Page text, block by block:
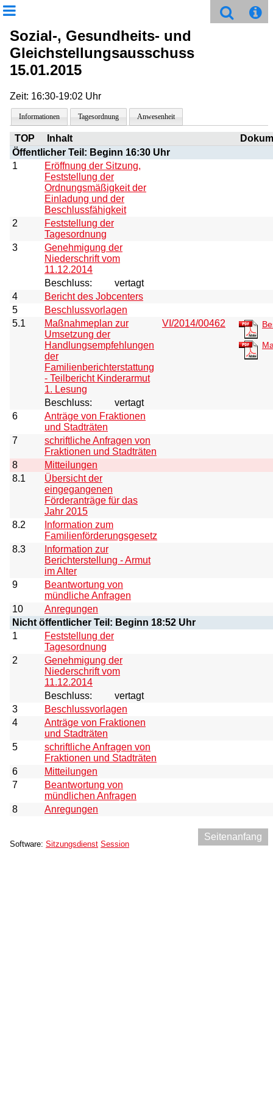
Sozial-, Gesundheits- und
Gleichstellungsausschuss
15.01.2015
Zeit: 16:30-19:02 Uhr
Informationen Tagesordnung Anwesenheit
TOP Inhalt
Öffentlicher Teil: Beginn 16:30 Uhr
1
Eröffnung der Sitzung,
Feststellung der
Ordnungsmäßigkeit der
Einladung und der
Beschlussfähigkeit
2
Feststellung der
Tagesordnung
3
Genehmigung der
Niederschrift vom
11.12.2014
Beschluss:
vertagt
4
Bericht des Jobcenters
5
Beschlussvorlagen
5.1
Maßnahmeplan zur
Umsetzung der
Handlungsempfehlungen
der
Familienberichterstattung
- Teilbericht Kinderarmut
1. Lesung
VI/2014/00462
Beschluss:
vertagt
6
Anträge von Fraktionen
und Stadträten
7
schriftliche Anfragen von
Fraktionen und Stadträten
8
Mitteilungen
8.1
Übersicht der
eingegangenen
Förderanträge für das
Jahr 2015
8.2
Information zum
Familienförderungsgesetz
8.3
Information zur
Berichterstellung - Armut
im Alter
9
Beantwortung von
mündliche Anfragen
10
Anregungen
Nicht öffentlicher Teil: Beginn 18:52 Uhr
1
Feststellung der
Tagesordnung
2
Genehmigung der
Niederschrift vom
11.12.2014
Beschluss:
vertagt
3
Beschlussvorlagen
4
Anträge von Fraktionen
und Stadträten
5
schriftliche Anfragen von
Fraktionen und Stadträten
6
Mitteilungen
7
Beantwortung von
mündlichen Anfragen
8
Anregungen
Seitenanfang
Software: Sitzungsdienst Session